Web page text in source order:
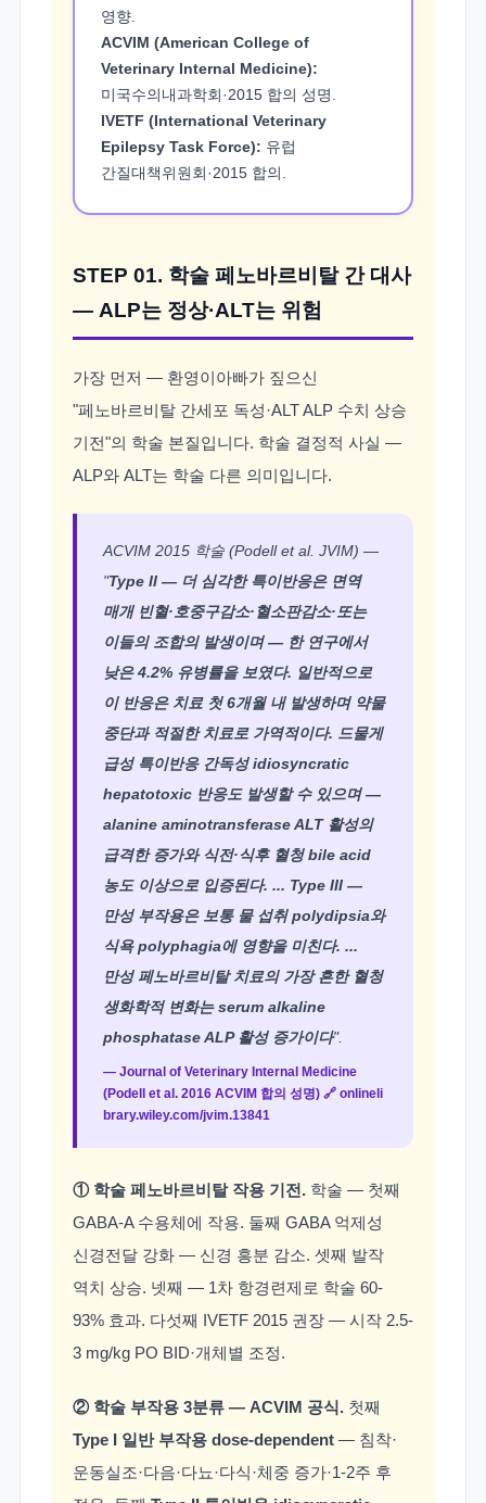
영향.
ACVIM (American College of
Veterinary Internal Medicine):
미국수의내과학회·2015 합의 성명.
IVETF (International Veterinary
Epilepsy Task Force): 유럽
간질대책위원회·2015 합의.
STEP 01. 학술 페노바르비탈 간 대사
— ALP는 정상·ALT는 위험
가장 먼저 — 환영이아빠가 짚으신
"페노바르비탈 간세포 독성·ALT ALP 수치 상승
기전"의 학술 본질입니다. 학술 결정적 사실 —
ALP와 ALT는 학술 다른 의미입니다.
ACVIM 2015 학술 (Podell et al. JVIM) —
"Type II — 더 심각한 특이반응은 면역
매개 빈혈·호중구감소·혈소판감소·또는
이들의 조합의 발생이며 — 한 연구에서
낮은 4.2% 유병률을 보였다. 일반적으로
이 반응은 치료 첫 6개월 내 발생하며 약물
중단과 적절한 치료로 가역적이다. 드물게
급성 특이반응 간독성 idiosyncratic
hepatotoxic 반응도 발생할 수 있으며 —
alanine aminotransferase ALT 활성의
급격한 증가와 식전·식후 혈청 bile acid
농도 이상으로 입증된다. ... Type III —
만성 부작용은 보통 물 섭취 polydipsia와
식욕 polyphagia에 영향을 미친다. ...
만성 페노바르비탈 치료의 가장 흔한 혈청
생화학적 변화는 serum alkaline
phosphatase ALP 활성 증가이다".
— Journal of Veterinary Internal Medicine
(Podell et al. 2016 ACVIM 합의 성명) 🔗 onlineli
brary.wiley.com/jvim.13841
① 학술 페노바르비탈 작용 기전.학술 — 첫째
GABA-A 수용체에 작용. 둘째 GABA 억제성
신경전달 강화 — 신경 흥분 감소. 셋째 발작
역치 상승. 넷째 — 1차 항경련제로 학술 60-
93% 효과. 다섯째 IVETF 2015 권장 — 시작 2.5-
3 mg/kg PO BID·개체별 조정.
② 학술 부작용 3분류 — ACVIM 공식.첫째
Type I 일반 부작용 dose-dependent— 침착·
운동실조·다음·다뇨·다식·체중 증가·1-2주 후